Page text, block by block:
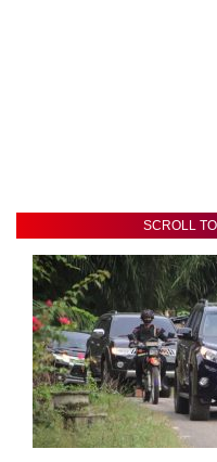
SCROLL